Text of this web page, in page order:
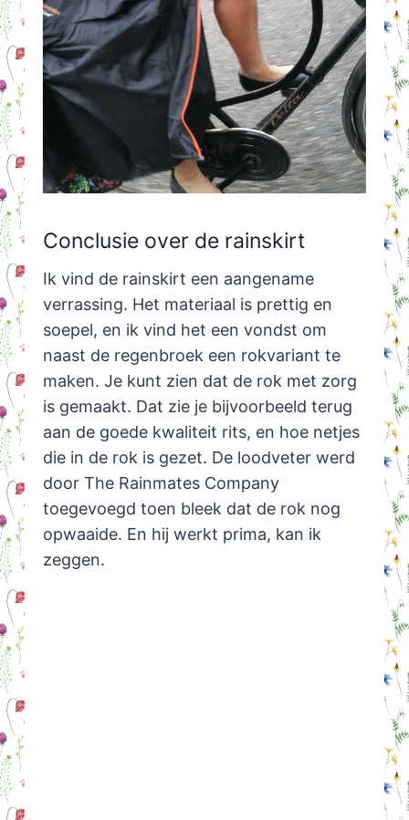
Conclusie over de rainskirt
Ik vind de rainskirt een aangename
verrassing. Het materiaal is prettig en
soepel, en ik vind het een vondst om
naast de regenbroek een rokvariant te
maken. Je kunt zien dat de rok met zorg
is gemaakt. Dat zie je bijvoorbeeld terug
aan de goede kwaliteit rits, en hoe netjes
die in de rok is gezet. De loodveter werd
door The Rainmates Company
toegevoegd toen bleek dat de rok nog
opwaaide. En hij werkt prima, kan ik
zeggen.